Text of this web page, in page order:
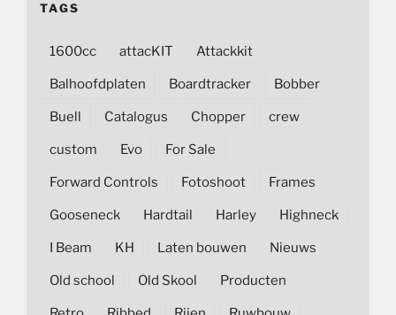
TAGS
1600cc attacKIT Attackkit
Balhoofdplaten Boardtracker Bobber
Buell Catalogus Chopper crew
custom Evo For Sale
Forward Controls Fotoshoot Frames
Gooseneck Hardtail Harley Highneck
I Beam KH Laten bouwen Nieuws
Old school Old Skool Producten